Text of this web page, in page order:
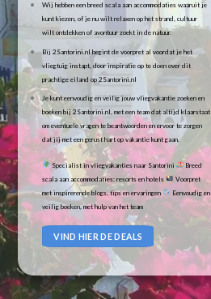
Wij hebben een breed scala aan accommodaties waaruit je
kunt kiezen, of je nu wilt relaxen op het strand, cultuur
wilt ontdekken of avontuur zoekt in de natuur.
Bij 2Santorini.nl begint de voorpret al voordat je het
vliegtuig instapt, door inspiratie op te doen over dit
prachtige eiland op 2Santorini.nl
Je kunt eenvoudig en veilig jouw vliegvakantie zoeken en
boeken bij 2Santorini.nl, met een team dat altijd klaarstaat
om eventuele vragen te beantwoorden en ervoor te zorgen
dat jij met een gerust hart op vakantie kunt gaan.
Specialist in vliegvakanties naar Santorini
Breed
scala aan accommodaties: resorts en hotels
Voorpret
met inspirerende blogs, tips en ervaringen
Eenvoudig en
veilig boeken, met hulp van het team
VIND HIER DE DEALS